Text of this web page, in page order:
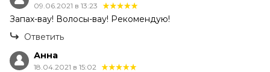
09.06.2021 в 13:23
Запах-вау! Волосы-вау! Рекомендую!
Ответить
Анна
18.04.2021 в 15:02